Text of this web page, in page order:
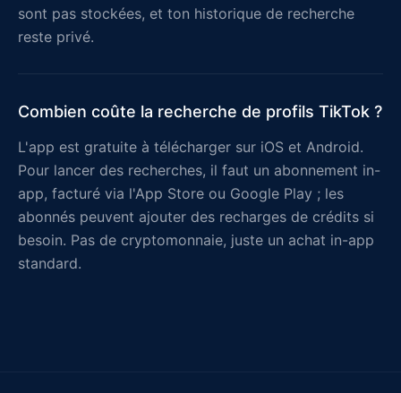
sont pas stockées, et ton historique de recherche
reste privé.
Combien coûte la recherche de profils TikTok ?
L'app est gratuite à télécharger sur iOS et Android.
Pour lancer des recherches, il faut un abonnement in-
app, facturé via l'App Store ou Google Play ; les
abonnés peuvent ajouter des recharges de crédits si
besoin. Pas de cryptomonnaie, juste un achat in-app
standard.